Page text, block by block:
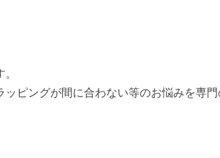
ピングが間に合わない等のお悩みを専